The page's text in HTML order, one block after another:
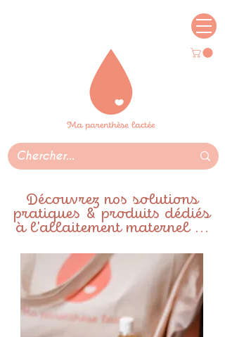
Découvrez nos solutions
pratiques & produits dédiés
à l'allaitement maternel ...